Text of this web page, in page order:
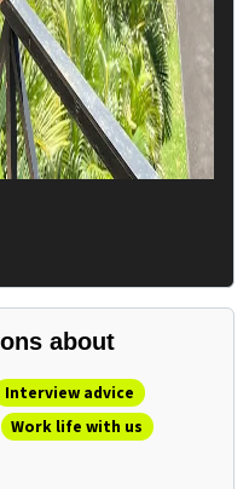
about
Interview advice
Work life with us